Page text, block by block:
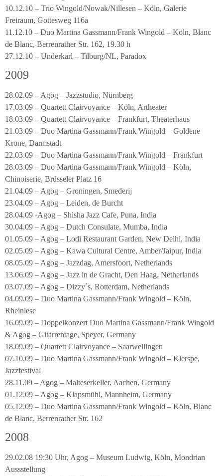
10.12.10 – Trio Wingold/Nowak/Nillesen – Köln, Galerie
Freiraum, Gottesweg 116a
11.12.10 – Duo Martina Gassmann/Frank Wingold – Köln, Blanc
de Blanc, Berrenrather Str. 162, 19.30 h
27.12.10 – Underkarl – Tilburg/NL, Paradox
2009
28.02.09 – Agog – Jazzstudio, Nürnberg
17.03.09 – Quartett Clairvoyance – Köln, Artheater
18.03.09 – Quartett Clairvoyance – Frankfurt, Theaterhaus
21.03.09 – Duo Martina Gassmann/Frank Wingold – Goldene
Krone, Darmstadt
22.03.09 – Duo Martina Gassmann/Frank Wingold – Frankfurt
28.03.09 – Duo Martina Gassmann/Frank Wingold – Köln,
Chinoiserie, Brüsseler Platz 16
21.04.09 – Agog – Groningen, Smederij
23.04.09 – Agog – Leiden, de Burcht
28.04.09 -Agog – Shisha Jazz Cafe, Puna, India
30.04.09 – Agog – Dutch Consulate, Mumba, India
01.05.09 – Agog – Lodi Restaurant Garden, New Delhi, India
02.05.09 – Agog – Kawa Cultural Centre, Amber/Jaipur, India
08.05.09 – Agog – Jazzdag, Amersfoort, Netherlands
13.06.09 – Agog – Jazz in de Gracht, Den Haag, Netherlands
03.07.09 – Agog – Dizzy´s, Rotterdam, Netherlands
04.09.09 – Duo Martina Gassmann/Frank Wingold – Köln,
Rheinlese
16.09.09 – Doppelkonzert Duo Martina Gassmann/Frank Wingold
& Agog – Gitarrentage, Speyer, Germany
18.09.09 – Quartett Clairvoyance – Saarwellingen
07.10.09 – Duo Martina Gassmann/Frank Wingold – Kierspe,
Jazzfestival
28.11.09 – Agog – Malteserkeller, Aachen, Germany
01.12.09 – Agog – Klapsmühl, Mannheim, Germany
05.12.09 – Duo Martina Gassmann/Frank Wingold – Köln, Blanc
de Blanc, Berrenrather Str. 162
2008
29.02.08 19:30 Uhr, Agog – Museum Ludwig, Köln, Mondrian
Aussstellung